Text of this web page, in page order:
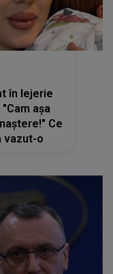
în lejerie
așa
Ce
vazut-o